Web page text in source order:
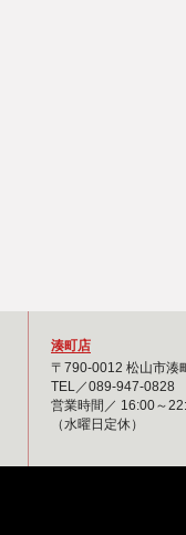
湊町店
〒790-0012 松山市湊
TEL／089-947-0828
営業時間／ 16:00～
（水曜日定休）